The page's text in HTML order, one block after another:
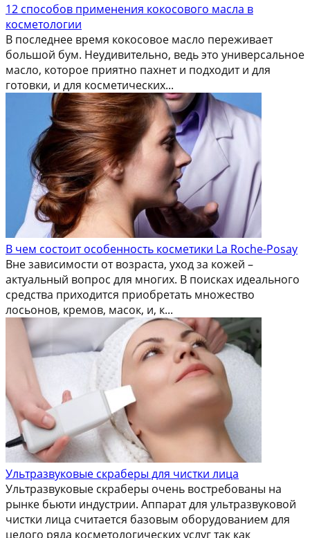
12 способов применения кокосового масла в
косметологии
В последнее время кокосовое масло переживает
большой бум. Неудивительно, ведь это универсальное
масло, которое приятно пахнет и подходит и для
готовки, и для косметических...
В чем состоит особенность косметики La Roche-Posay
Вне зависимости от возраста, уход за кожей –
актуальный вопрос для многих. В поисках идеального
средства приходится приобретать множество
лосьонов, кремов, масок, и, к...
Ультразвуковые скраберы для чистки лица
Ультразвуковые скраберы очень востребованы на
рынке бьюти индустрии. Аппарат для ультразвуковой
чистки лица считается базовым оборудованием для
целого ряда косметологических услуг так как